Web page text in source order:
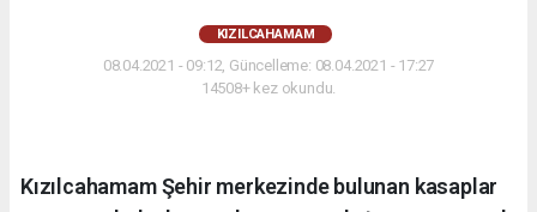
KIZILCAHAMAM
08.04.2021 - 09:12, Güncelleme: 08.04.2021 - 17:27
14508+ kez okundu.
Kızılcahamam Şehir merkezinde bulunan kasaplar